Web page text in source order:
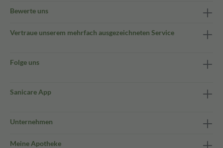
Bewerte uns
Vertraue unserem mehrfach ausgezeichneten Service
Folge uns
Sanicare App
Unternehmen
Meine Apotheke